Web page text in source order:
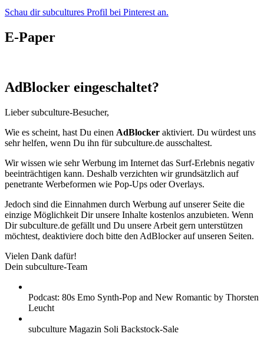
Schau dir subcultures Profil bei Pinterest an.
E-Paper
AdBlocker eingeschaltet?
Lieber subculture-Besucher,
Wie es scheint, hast Du einen AdBlocker aktiviert. Du würdest uns
sehr helfen, wenn Du ihn für subculture.de ausschaltest.
Wir wissen wie sehr Werbung im Internet das Surf-Erlebnis negativ
beeinträchtigen kann. Deshalb verzichten wir grundsätzlich auf
penetrante Werbeformen wie Pop-Ups oder Overlays.
Jedoch sind die Einnahmen durch Werbung auf unserer Seite die
einzige Möglichkeit Dir unsere Inhalte kostenlos anzubieten. Wenn
Dir subculture.de gefällt und Du unsere Arbeit gern unterstützen
möchtest, deaktiviere doch bitte den AdBlocker auf unseren Seiten.
Vielen Dank dafür!
Dein subculture-Team
Podcast: 80s Emo Synth-Pop and New Romantic by Thorsten
Leucht
subculture Magazin Soli Backstock-Sale